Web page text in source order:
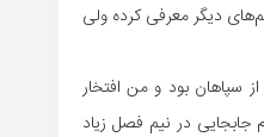
دیگر معرفی کرده ولی
سپاهان بود و من افتخار
جابجایی در نیم فصل زیاد